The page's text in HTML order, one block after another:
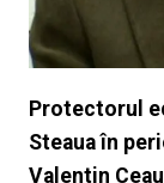
Protectorul
Steaua în
Valentin